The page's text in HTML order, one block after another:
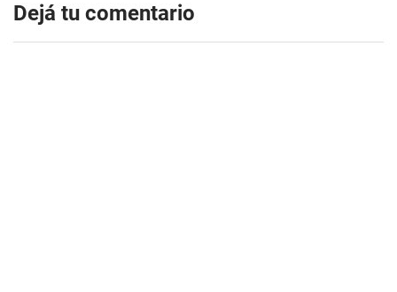
Dejá tu comentario